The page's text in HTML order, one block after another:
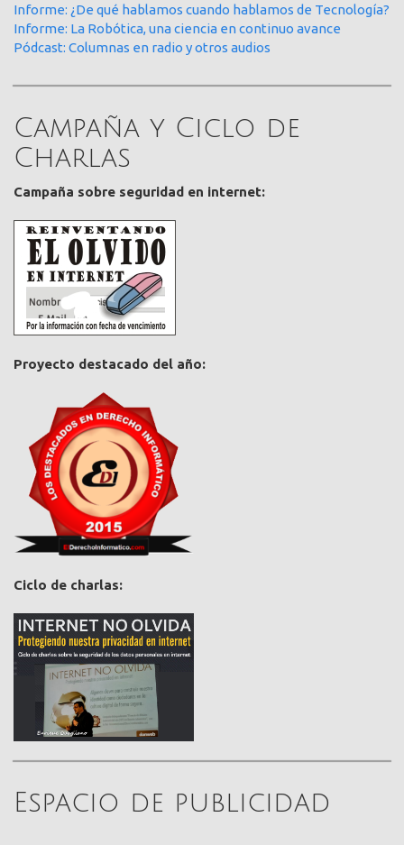
Informe: ¿De qué hablamos cuando hablamos de Tecnología?
Informe: La Robótica, una ciencia en continuo avance
Pódcast: Columnas en radio y otros audios
Campaña y Ciclo de
Charlas
Campaña sobre seguridad en internet:
Proyecto destacado del año:
Ciclo de charlas:
Espacio de publicidad